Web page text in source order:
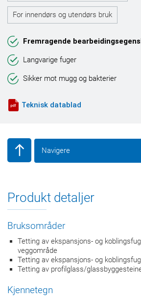
For innendørs og utendørs bruk
Fremragende
Langvarige fuger
Sikker mot mugg og bakterier
Teknisk datablad
Navigere
Produkt detaljer
Bruksområder
Tetting av ekspansjons- og
veggområde
Tetting av ekspansjons- og
Tetting av profilglass/
Kjennetegn